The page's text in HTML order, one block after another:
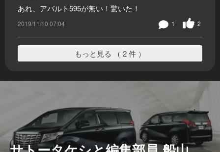
あれ、アバルト595が無い！驚いた！
2019/11/10 07:04 2
1
もっと見る （ 2 件 ）